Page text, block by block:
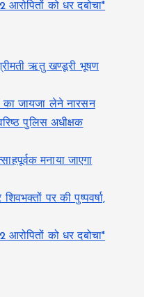
को धर दबोचा*
श्रीमती ऋतु खण्डूरी भूषण
का जायजा लेने नारसन
पुलिस अधीक्षक
मनाया जाएगा
पर की पुष्पवर्षा,
को धर दबोचा*